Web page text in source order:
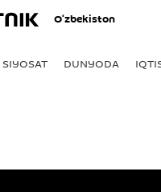
O‘zbekiston
SIYOSAT DUNYODA